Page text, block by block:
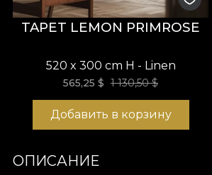
TAPET LEMON PRIMROSE
520 x 300 cm H - Linen
565,25 $ 1 130,50 $
Добавить в корзину
ОПИСАНИЕ